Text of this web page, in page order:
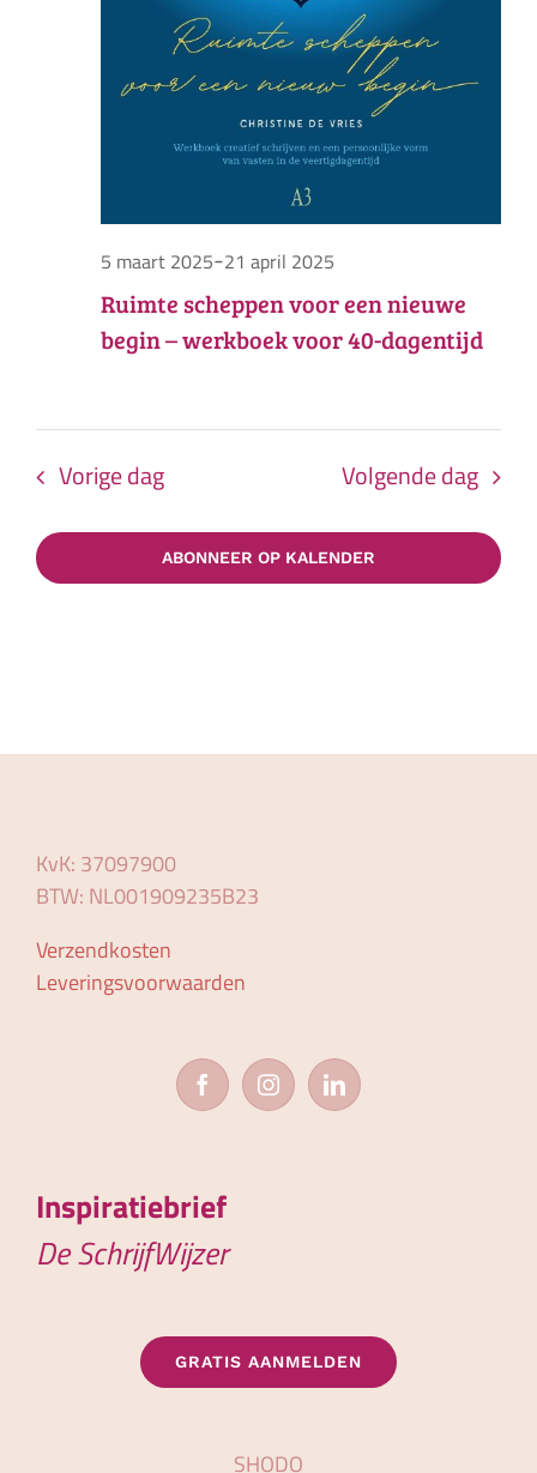
Ruimte scheppen voor een nieuwe
begin – werkboek voor 40-dagentijd
5 maart 2025-21 april 2025
Vorige dag Volgende dag
ABONNEER OP KALENDER
KvK: 37097900
BTW: NL001909235B23
Verzendkosten
Leveringsvoorwaarden
Inspiratiebrief
De SchrijfWijzer
GRATIS AANMELDEN
SHODO